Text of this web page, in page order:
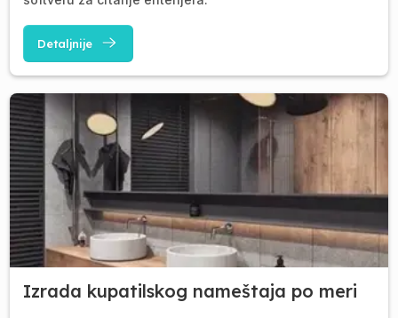
Detaljnije
Izrada kupatilskog nameštaja po meri